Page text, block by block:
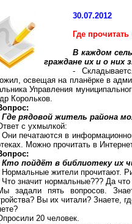
30.07.2012
Где
В каждом
граждане их и о них
-
освещая на планёрке в
Управления
Корольков.
Где рядовой житель района
с ухмылкой:
Они печатаются в
Можно прочитать в
Кто пойдёт в библиотеку их
Нормальные жители прочитают.
Что значит нормальные??? Да
задали пять вопросов.
Вы их читали? Знаете,
20 человек.